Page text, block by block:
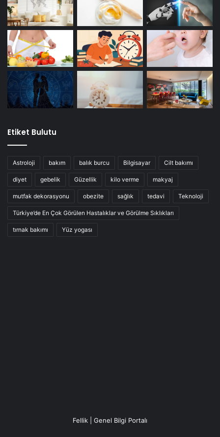
Etiket Bulutu
Astroloji bakım balık burcu Bilgisayar Cilt bakımı
diyet gebelik Güzellik kilo verme makyaj
mutfak dekorasyonu obezite sağlık tedavi Teknoloji
Türkiye’de En Çok Görülen Hastalıklar ve Görülme Sıklıkları
tırnak bakımı Yüz yogası
Fellik | Genel Bilgi Portalı